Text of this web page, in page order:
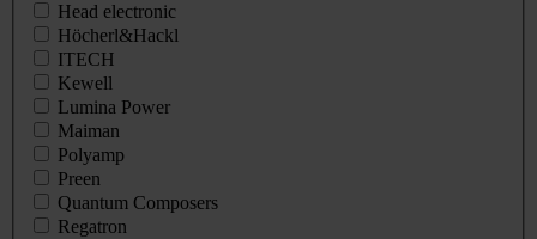
Head electronic
Höcherl&Hackl
ITECH
Kewell
Lumina Power
Maiman
Polyamp
Preen
Quantum Composers
Regatron